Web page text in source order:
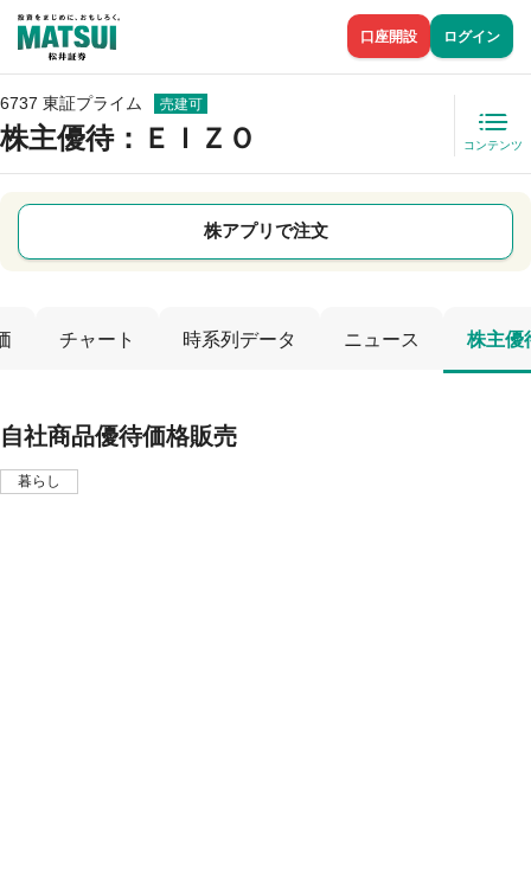
口座開設 ログイン
6737 東証プライム 売建可
株主優待：ＥＩＺＯ コンテンツ
株アプリで注文
チャート 時系列データ ニュース 株主優
自社商品優待価格販売
暮らし